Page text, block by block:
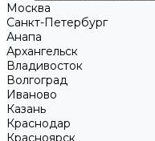
Москва
Санкт-Петербург
Анапа
Архангельск
Владивосток
Волгоград
Иваново
Казань
Краснодар
Красноярск